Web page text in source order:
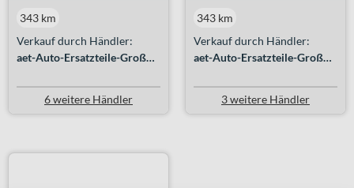
Verkauf durch Händler:
aet-Auto-Ersatzteile-Großhandel GmbH
343 km
6 weitere Händler
Verkauf durch Händler:
aet-Auto-Ersatzteile-Großhandel GmbH
343 km
3 weitere Händler